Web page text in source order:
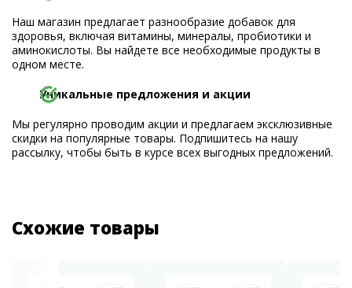
Наш магазин предлагает разнообразие добавок для
здоровья, включая витамины, минералы, пробиотики и
аминокислоты. Вы найдете все необходимые продукты в
одном месте.
Уникальные предложения и акции
Мы регулярно проводим акции и предлагаем эксклюзивные
скидки на популярные товары. Подпишитесь на нашу
рассылку, чтобы быть в курсе всех выгодных предложений.
Схожие товары